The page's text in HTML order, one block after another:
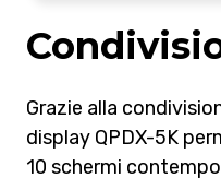
Grazie alla
display QPDX-5K
10 schermi